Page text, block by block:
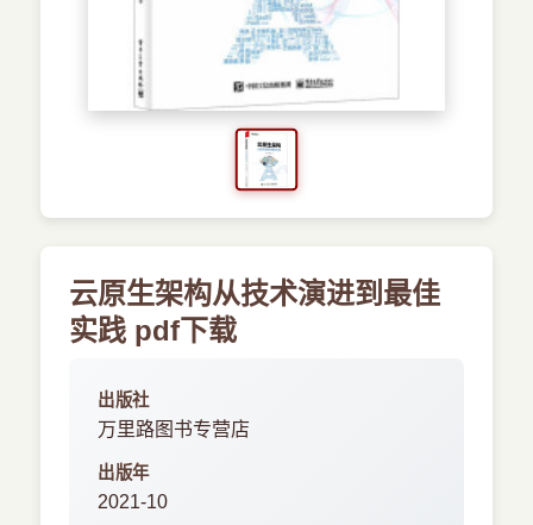
预订书籍
云原生架构从技术演进到最佳
实践 pdf下载
出版社
万里路图书专营店
出版年
2021-10